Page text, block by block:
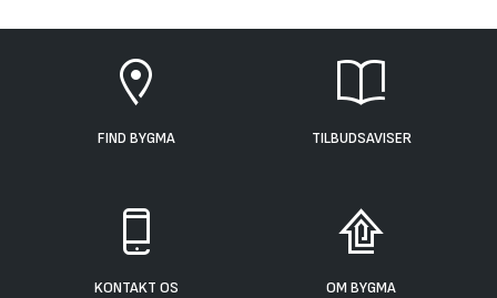
FIND BYGMA TILBUDSAVISER
KONTAKT OS OM BYGMA